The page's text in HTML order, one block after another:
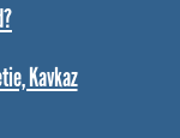
Kavkaz